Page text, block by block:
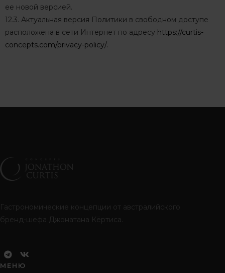
ее новой версией.
12.3. Актуальная версия Политики в свободном доступе
расположена в сети Интернет по адресу https://curtis-
concepts.com/privacy-policy/.
Гастрономические концепции от австралийского
бренд-шефа Джонатана Кёртиса.
МЕНЮ